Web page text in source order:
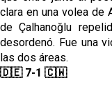
clara en una volea de
de Çalhanoğlu
desordenó. Fue una
las dos áreas.
🇩🇪 7-1 🇨🇼